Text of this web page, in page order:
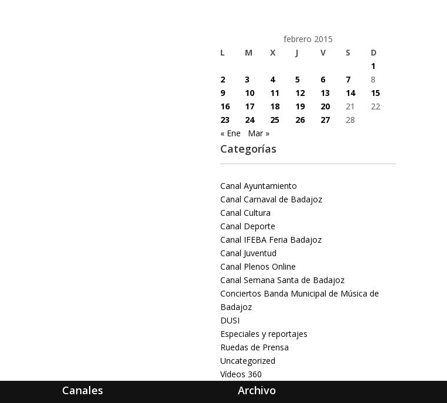
febrero 2015
L
M X J V S
D
1
2
3 4 5 6 7
8
9
10 11 12 13 14
15
16
17 18 19 20 21
22
23
24 25 26 27
28
« Ene
Mar »
Categorías
Canal Ayuntamiento
Canal Carnaval de Badajoz
Canal Cultura
Canal Deporte
Canal IFEBA Feria Badajoz
Canal Juventud
Canal Plenos Online
Canal Semana Santa de Badajoz
Conciertos Banda Municipal de Música de
Badajoz
DUSI
Especiales y reportajes
Ruedas de Prensa
Uncategorized
Vídeos 360
Canales Archivo